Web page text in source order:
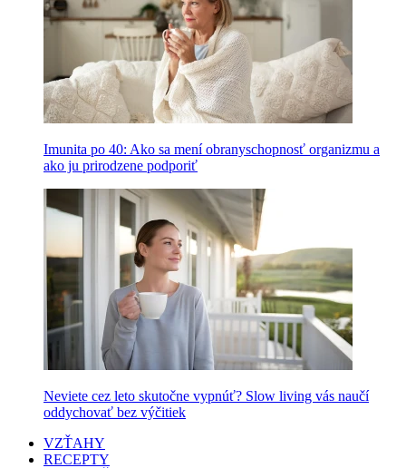
Imunita po 40: Ako sa mení obranyschopnosť organizmu a
ako ju prirodzene podporiť
Neviete cez leto skutočne vypnúť? Slow living vás naučí
oddychovať bez výčitiek
VZŤAHY
RECEPTY